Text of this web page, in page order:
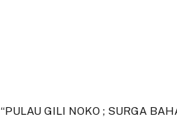
“PULAU GILI NOKO ; SURGA